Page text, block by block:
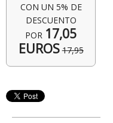
CON UN 5% DE
DESCUENTO
POR 17,05
EUROS 17,95